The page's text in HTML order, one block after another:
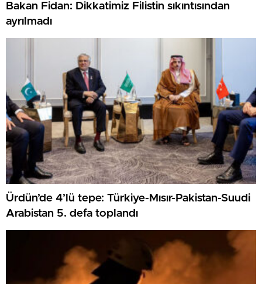
Bakan Fidan: Dikkatimiz Filistin sıkıntısından
ayrılmadı
Ürdün’de 4’lü tepe: Türkiye-Mısır-Pakistan-Suudi
Arabistan 5. defa toplandı